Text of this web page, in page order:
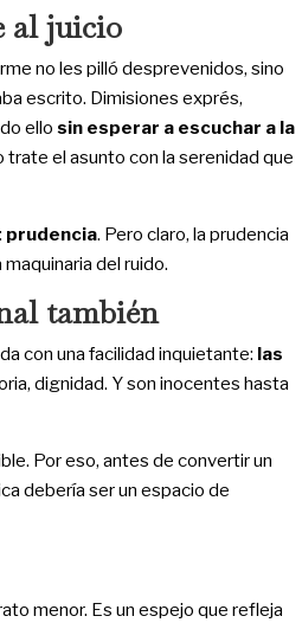
al juicio
no les pilló desprevenidos, sino
escrito. Dimisiones exprés,
ello sin esperar a escuchar a la
el asunto con la serenidad que
prudencia. Pero claro, la prudencia
del ruido.
también
con una facilidad inquietante: las
dignidad. Y son inocentes hasta
Por eso, antes de convertir un
debería ser un espacio de
menor. Es un espejo que refleja